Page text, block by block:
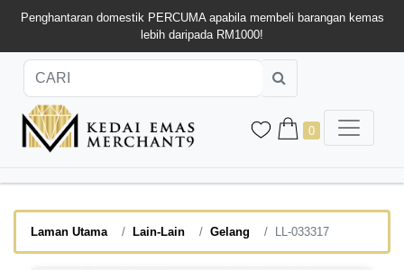
Penghantaran domestik PERCUMA apabila membeli barangan kemas
lebih daripada RM1000!
0
Laman Utama Lain-Lain Gelang LL-033317